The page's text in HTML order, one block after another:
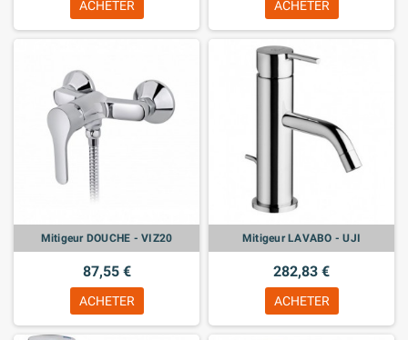
ACHETER ACHETER
Mitigeur DOUCHE - VIZ20
87,55 €
ACHETER
Mitigeur LAVABO - UJI
282,83 €
ACHETER